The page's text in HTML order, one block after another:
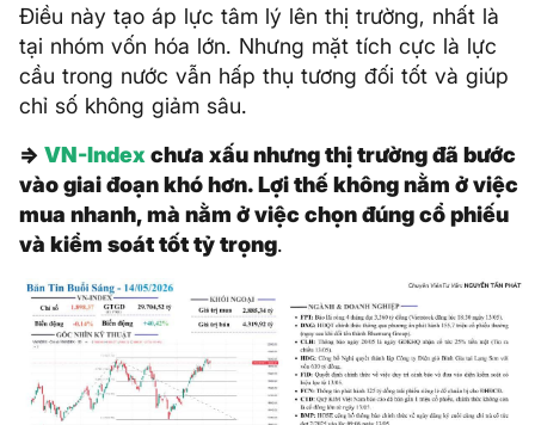
Điều này tạo áp lực tâm lý lên thị trường, nhất là
tại nhóm vốn hóa lớn. Nhưng mặt tích cực là lực
cầu trong nước vẫn hấp thụ tương đối tốt và giúp
chỉ số không giảm sâu.
=> VN-Index chưa xấu nhưng thị trường đã bước
vào giai đoạn khó hơn. Lợi thế không nằm ở việc
mua nhanh, mà nằm ở việc chọn đúng cổ phiếu
và kiểm soát tốt tỷ trọng.